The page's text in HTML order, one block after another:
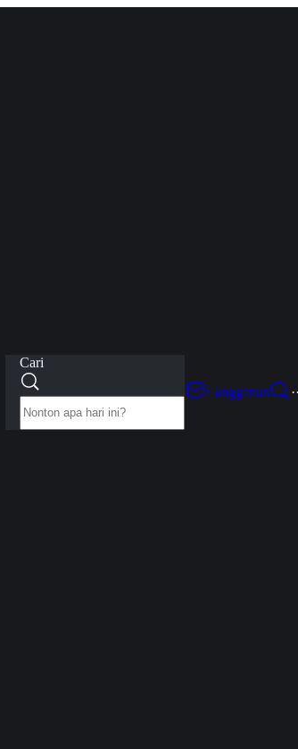
Cari
Langganan